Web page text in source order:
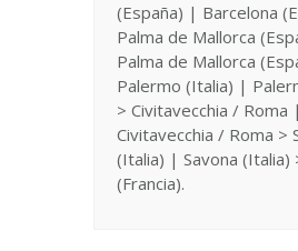
(España) | Barcelona
Palma de Mallorca
Palma de Mallorca
Palermo (Italia) |
> Civitavecchia / Roma |
Civitavecchia / Roma >
(Italia) | Savona (Italia)
(Francia).